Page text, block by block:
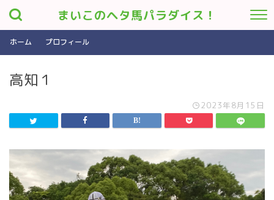
まいこのヘタ馬パラダイス！
ホーム プロフィール
高知１
2023年8月15日